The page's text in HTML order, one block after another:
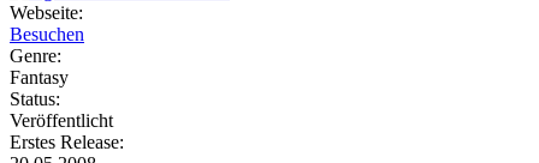
Webseite:
Besuchen
Genre:
Fantasy
Status:
Veröffentlicht
Erstes Release: